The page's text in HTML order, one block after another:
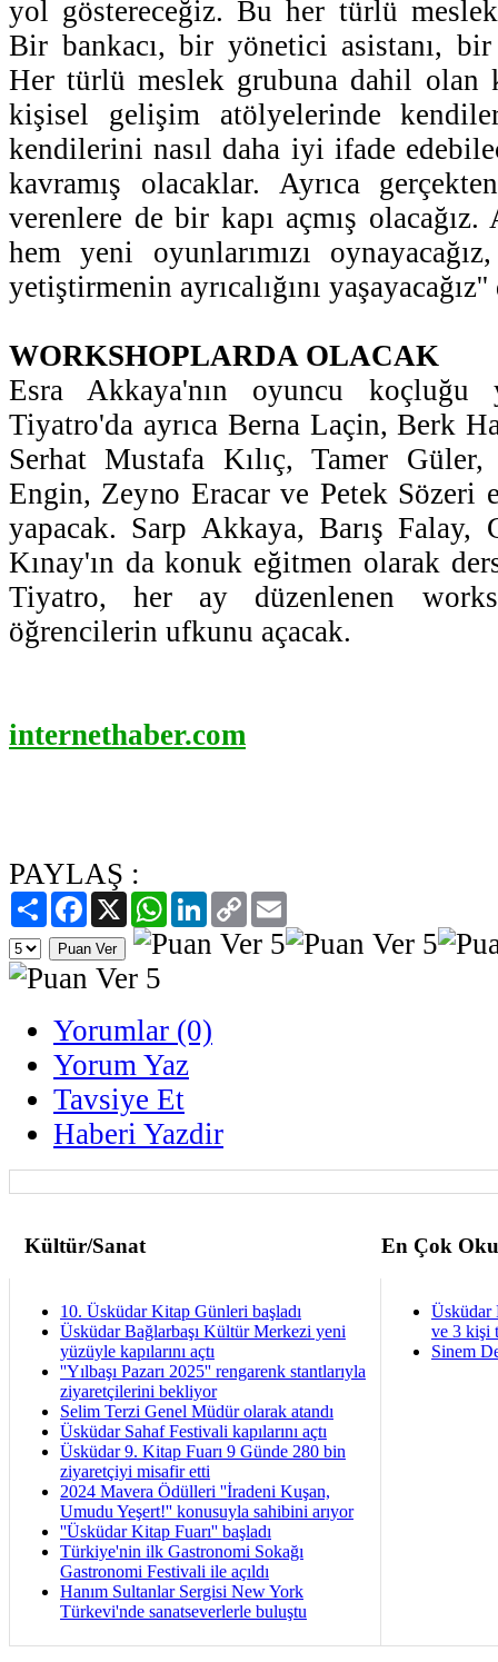
yol göstereceğiz. Bu her türlü
Bir bankacı, bir yönetici asistanı,
Her türlü meslek grubuna dahil olan
kişisel gelişim atölyelerinde
kendilerini nasıl daha iyi ifade
kavramış olacaklar. Ayrıca
verenlere de bir kapı açmış
hem yeni oyunlarımızı
yetiştirmenin ayrıcalığını
WORKSHOPLARDA OLACAK
Esra Akkaya'nın oyuncu koçluğu
Tiyatro'da ayrıca Berna Laçin, Berk
Serhat Mustafa Kılıç, Tamer
Engin, Zeyno Eracar ve Petek Sözeri
yapacak. Sarp Akkaya, Barış Falay,
Kınay'ın da konuk eğitmen olarak
Tiyatro, her ay düzenlenen
öğrencilerin ufkunu açacak.
internethaber.com
PAYLAŞ :
PaylaşFacebook
X WhatsAppLinkedIn
Copy
Link
Yorumlar (0)
Yorum Yaz
Tavsiye Et
Haberi Yazdir
Kültür/Sanat En Çok
10. Üsküdar Kitap Günleri başladı
Üsküdar Bağlarbaşı Kültür Merkezi yeni
yüzüyle kapılarını açtı
''Yılbaşı Pazarı 2025'' rengarenk stantlarıyla
ziyaretçilerini bekliyor
Selim Terzi Genel Müdür olarak atandı
Üsküdar Sahaf Festivali kapılarını açtı
Üsküdar 9. Kitap Fuarı 9 Günde 280 bin
ziyaretçiyi misafir etti
2024 Mavera Ödülleri ''İradeni Kuşan,
Umudu Yeşert!'' konusuyla sahibini arıyor
''Üsküdar Kitap Fuarı'' başladı
Türkiye'nin ilk Gastronomi Sokağı
Gastronomi Festivali ile açıldı
Hanım Sultanlar Sergisi New York
Türkevi'nde sanatseverlerle buluştu
Üsküdar
ve 3 kişi
Sinem